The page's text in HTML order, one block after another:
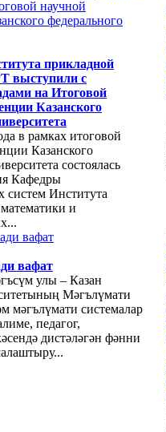
прикладной
выступили с
на Итоговой
Казанского
в рамках итоговой
Казанского
состоялась
Кафедры
Института
и
вафат
улы – Казан
Мәгълүмати
мәгълүмати системалар
педагог,
дистәләгән фәнни